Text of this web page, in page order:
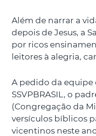
Além de narrar a
depois de Jesus, a
por ricos
leitores à alegria,
A pedido da
SSVPBRASIL, o
(Congregação da
versículos bíblicos
vicentinos neste